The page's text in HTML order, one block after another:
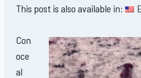
This post is also available in:
Con
oce
al